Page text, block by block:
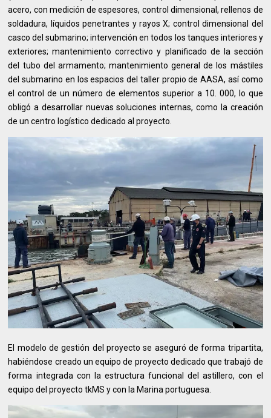
acero, con medición de espesores, control dimensional, rellenos de
soldadura, líquidos penetrantes y rayos X; control dimensional del
casco del submarino; intervención en todos los tanques interiores y
exteriores; mantenimiento correctivo y planificado de la sección
del tubo del armamento; mantenimiento general de los mástiles
del submarino en los espacios del taller propio de AASA, así como
el control de un número de elementos superior a 10. 000, lo que
obligó a desarrollar nuevas soluciones internas, como la creación
de un centro logístico dedicado al proyecto.
El modelo de gestión del proyecto se aseguró de forma tripartita,
habiéndose creado un equipo de proyecto dedicado que trabajó de
forma integrada con la estructura funcional del astillero, con el
equipo del proyecto tkMS y con la Marina portuguesa.